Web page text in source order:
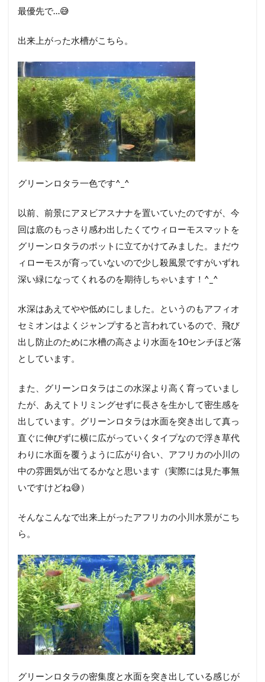
最優先で…😅
出来上がった水槽がこちら。
グリーンロタラ一色です^_^
以前、前景にアヌビアスナナを置いていたのですが、今
回は底のもっさり感わ出したくてウィローモスマットを
グリーンロタラのポットに立てかけてみました。まだウ
ィローモスが育っていないので少し殺風景ですがいずれ
深い緑になってくれるのを期待しちゃいます！^_^
水深はあえてやや低めにしました。というのもアフィオ
セミオンはよくジャンプすると言われているので、飛び
出し防止のために水槽の高さより水面を10センチほど落
としています。
また、グリーンロタラはこの水深より高く育っていまし
たが、あえてトリミングせずに長さを生かして密生感を
出しています。グリーンロタラは水面を突き出して真っ
直ぐに伸びずに横に広がっていくタイプなので浮き草代
わりに水面を覆うように広がり合い、アフリカの小川の
中の雰囲気が出てるかなと思います（実際には見た事無
いですけどね😅）
そんなこんなで出来上がったアフリカの小川水景がこち
ら。
グリーンロタラの密集度と水面を突き出している感じが